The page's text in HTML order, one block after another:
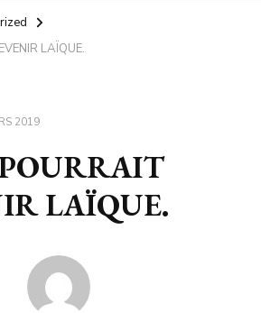
LAÏQUE.
2019
LAÏQUE.